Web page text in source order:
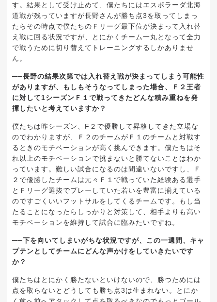
す。結果として受け止めて、僕たちにはエスポラーダ北海
道戦が残っていますが長野さんが勝ち点3を取ってしまっ
たらその時点で僕たちのＦリーグ最下位が決まって入れ替
え戦に回る状況ですが、とにかくチーム一丸となって全力
で戦うために切り替えてトレーニングするしかありませ
ん。
──長野の結果次第では入れ替え戦が決まってしまう可能性
がありますが、もしもそうなってしまった場合、Ｆ２王者
に対して1シーズンＦ１で戦ってきたどんな積み重ねを発
揮したいと考えていますか？
僕たちは昨シーズン、F２で優勝して昇格してきた立場な
のでわかりますが、Ｆ２のチームがＦ１のチームと対戦す
るときのモチベーションが高く挑んできます。僕たちはそ
れ以上のモチベーションで挑まないと勝てないことはわか
っています。難しい試合になるのは間違いないですし、Ｆ
２で優勝したチームは元々Ｆ１で戦っていた経験ある選手
とＦリーグ選抜でプレーしていた若いを豊富に揃えている
のですごくいいフットサルをしてくるチームです。もし当
たることになったらしっかりと対策して、相手よりも高い
モチベーションを維持して試合に臨みたいですね。
──下を向いてしまいがちな状況ですが、この一週間、キャ
プテンとしてチームにどんな声かけをしていきたいです
か？
僕たちはとにかく勝たないといけないので、勝つためには
点を取らないとどうしても勝ち点3は生まれない。とにか